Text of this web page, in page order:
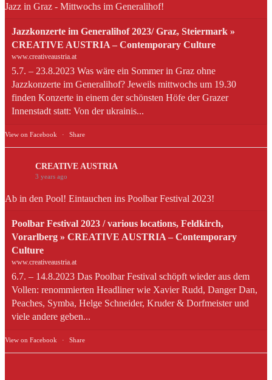
Jazz in Graz - Mittwochs im Generalihof!
Jazzkonzerte im Generalihof 2023/ Graz, Steiermark »
CREATIVE AUSTRIA – Contemporary Culture
www.creativeaustria.at
5.7. – 23.8.2023 Was wäre ein Sommer in Graz ohne
Jazzkonzerte im Generalihof? Jeweils mittwochs um 19.30
finden Konzerte in einem der schönsten Höfe der Grazer
Innenstadt statt: Von der ukrainis...
View on Facebook · Share
CREATIVE AUSTRIA
3 years ago
Ab in den Pool! Eintauchen ins Poolbar Festival 2023!
Poolbar Festival 2023 / various locations, Feldkirch,
Vorarlberg » CREATIVE AUSTRIA – Contemporary
Culture
www.creativeaustria.at
6.7. – 14.8.2023 Das Poolbar Festival schöpft wieder aus dem
Vollen: renommierten Headliner wie Xavier Rudd, Danger Dan,
Peaches, Symba, Helge Schneider, Kruder & Dorfmeister und
viele andere geben...
View on Facebook · Share